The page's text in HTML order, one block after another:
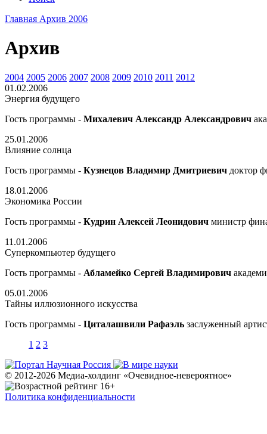
Главная Архив 2006
Архив
2004 2005 2006 2007 2008 2009 2010 2011 2012
01.02.2006
Энергия будущего
Гость программы - Михалевич Александр Александрович
25.01.2006
Влияние солнца
Гость программы - Кузнецов Владимир Дмитриевич доктор
18.01.2006
Экономика России
Гость программы - Кудрин Алексей Леонидович министр
11.01.2006
Суперкомпьютер будущего
Гость программы - Абламейко Сергей Владимирович
05.01.2006
Тайны иллюзионного искусства
Гость программы - Циталашвили Рафаэль заслуженный
1 2 3
© 2012-2026 Медиа-холдинг «Очевидное-невероятное»
Политика конфиденциальности